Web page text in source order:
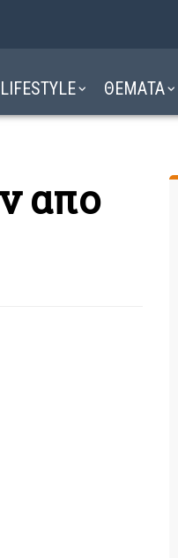
LIFESTYLE ΘΕΜΑΤΑ
απο